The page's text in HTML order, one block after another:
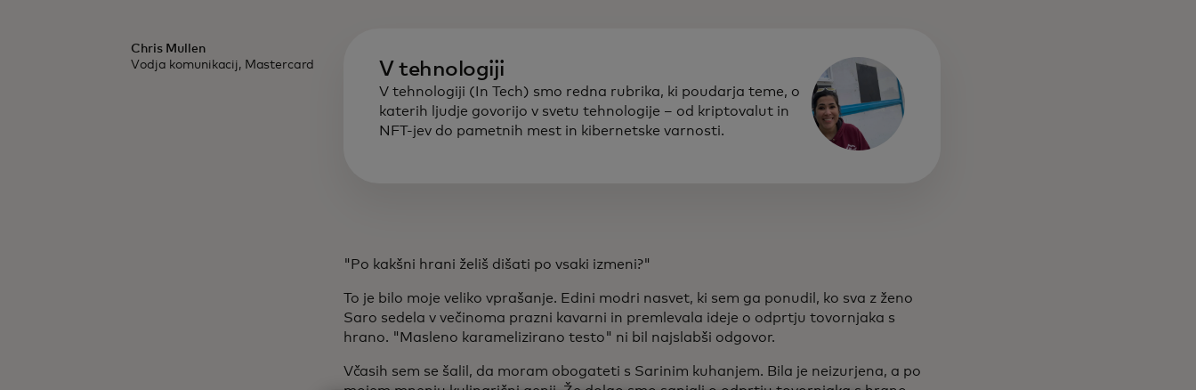
Chris Mullen
Vodja komunikacij, Mastercard
V tehnologiji
V tehnologiji (In Tech) smo redna rubrika, ki poudarja teme, o
katerih ljudje govorijo v svetu tehnologije – od kriptovalut in
NFT-jev do pametnih mest in kibernetske varnosti.
"Po kakšni hrani želiš dišati po vsaki izmeni?"
To je bilo moje veliko vprašanje. Edini modri nasvet, ki sem ga ponudil, ko sva z ženo
Saro sedela v večinoma prazni kavarni in premlevala ideje o odprtju tovornjaka s
hrano. "Masleno karamelizirano testo" ni bil najslabši odgovor.
Včasih sem se šalil, da moram obogateti s Sarinim kuhanjem. Bila je neizurjena, a po